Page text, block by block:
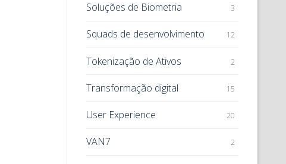
Soluções de Biometria 3
Squads de desenvolvimento 12
Tokenização de Ativos 2
Transformação digital 15
User Experience 20
VAN7 2